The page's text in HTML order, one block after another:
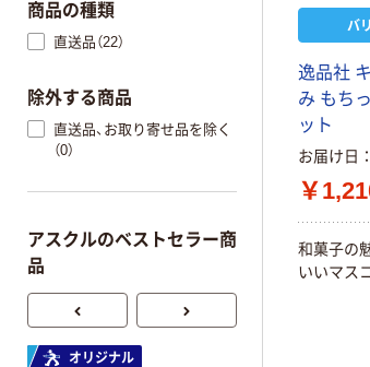
バ
逸品社
み もち
ット
お届け日
￥
和菓子の
いいマス
商品の種類
直送品（22）
除外する商品
直送品、お取り寄せ品を除く
（0）
アスクルのベストセラー商
品
オリジナル